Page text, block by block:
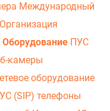
Международный
Организация
Оборудование ПУС
камеры
оборудование
(SIP) телефоны